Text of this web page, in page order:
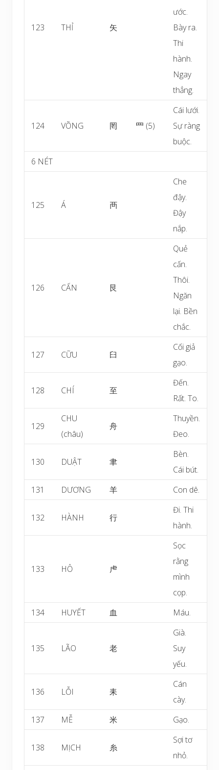
123 THỈ 矢
ước.
Bày ra.
Thi
hành.
Ngay
thẳng.
124 VÕNG 罔 罒 (5)
Cái lưới.
Sự ràng
buộc.
6 NÉT
125 Á 襾
Che
đậy.
Đậy
nắp.
126 CẤN 艮
Quẻ
cấn.
Thôi.
Ngăn
lại. Bền
chắc.
127 CỮU 臼
Cối giả
gạo.
128 CHÍ 至
Đến.
Rất. To.
129
CHU
(châu)
舟
Thuyền.
Đeo.
130 DUẬT 聿
Bèn.
Cái bút.
131
DƯƠNG 羊 Con dê.
132 HÀNH 行
Đi. Thi
hành.
133 HÔ 虍
Sọc
rằng
mình
cọp.
134
HUYẾT 血 Máu.
135 LÃO 老
Già.
Suy
yếu.
136 LỖI 耒
Cán
cày.
137
MỄ 米 Gạo.
138 MỊCH 糸
Sợi tơ
nhỏ.